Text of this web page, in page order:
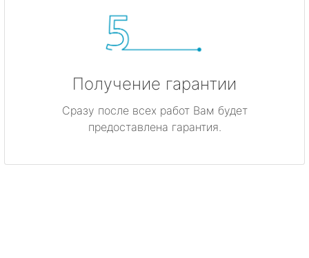
Получение гарантии
Сразу после всех работ Вам будет
предоставлена гарантия.